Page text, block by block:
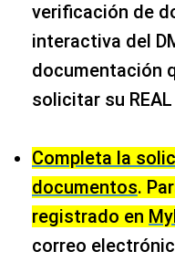
verificación de
interactiva del
documentación
solicitar su REAL
Completa la
documentos.
registrado en
correo